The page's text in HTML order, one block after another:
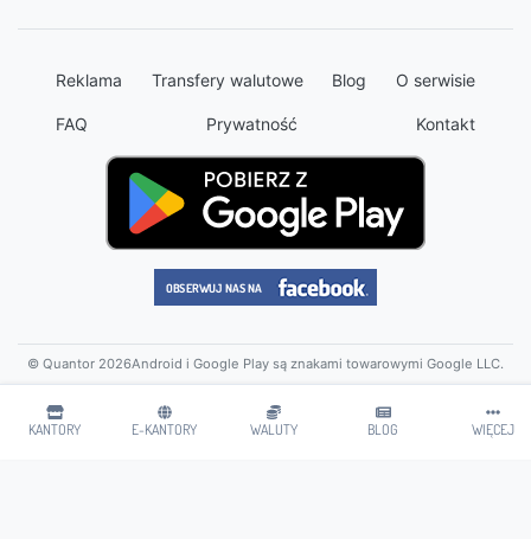
KANTORY E-KANTORY WALUTY BLOG WIĘCEJ
Reklama Transfery walutowe Blog O serwisie
FAQ Prywatność Kontakt
© Quantor 2026Android i Google Play są znakami towarowymi Google LLC.